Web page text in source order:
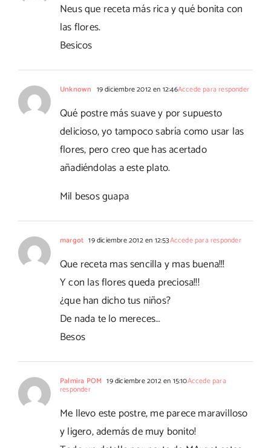
Neus que receta más rica y qué bonita con
las flores.
Besicos
Unknown 19 diciembre 2012 en 12:46Accede para responder
Qué postre más suave y por supuesto
delicioso, yo tampoco sabría como usar las
flores, pero creo que has acertado
añadiéndolas a este plato.
Mil besos guapa
margot 19 diciembre 2012 en 12:53Accede para responder
Que receta mas sencilla y mas buena!!!
Y con las flores queda preciosa!!!
¿que han dicho tus niños?
De nada te lo mereces…
Besos
Palmira POM 19 diciembre 2012 en 15:10Accede para
responder
Me llevo este postre, me parece maravilloso
y ligero, además de muy bonito!